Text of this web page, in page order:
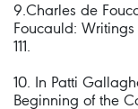
9.Charles de
Foucauld:
111.
10. In Patti
Beginning of the